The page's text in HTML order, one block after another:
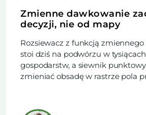
Zmienne dawkowanie
decyzji, nie od mapy
Rozsiewacz z funkcją
stoi dziś na podwórzu w
gospodarstw, a siewnik
zmieniać obsadę w rastrze pola
technologia ma obniżyć koszt